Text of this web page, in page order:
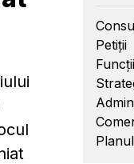
Petiții